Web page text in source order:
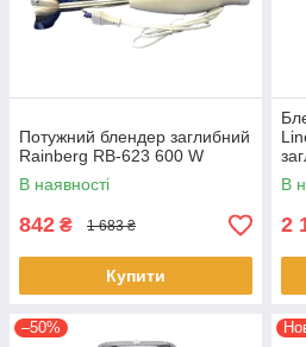
Потужний блендер заглибний
Rainberg RB-623 600 W
В наявності
842 ₴ 1 683 ₴
Купити
В
2
–50%